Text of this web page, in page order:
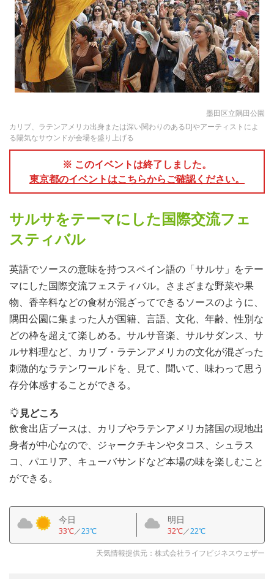
墨田区立隅田公園
カリブ、ラテンアメリカ出身または深い関わりのあるDJやアーティストによ
る陽気なサウンドが会場を盛り上げる
※ このイベントは終了しました。
東京都のイベントはこちらからご確認ください。
サルサをテーマにした国際交流フェ
スティバル
英語でソースの意味を持つスペイン語の「サルサ」をテー
マにした国際交流フェスティバル。さまざまな野菜や果
物、香辛料などの食材が混ざってできるソースのように、
隅田公園に集まった人が国籍、言語、文化、年齢、性別な
どの枠を超えて楽しめる。サルサ音楽、サルサダンス、サ
ルサ料理など、カリブ・ラテンアメリカの文化が混ざった
刺激的なラテンワールドを、見て、聞いて、味わって思う
存分体感することができる。
見どころ
飲食出店ブースは、カリブやラテンアメリカ諸国の現地出
身者が中心なので、ジャークチキンやタコス、シュラス
コ、パエリア、キューバサンドなど本場の味を楽しむこと
ができる。
今日
33℃／23℃
明日
32℃／22℃
天気情報提供元：株式会社ライフビジネスウェザー